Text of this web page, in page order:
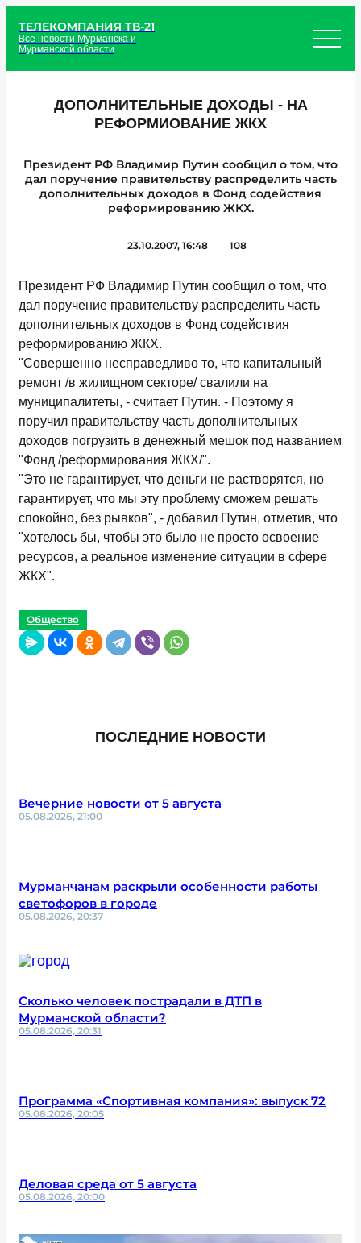
ТЕЛЕКОМПАНИЯ ТВ-21
Все новости Мурманска и
Мурманской области
ДОПОЛНИТЕЛЬНЫЕ ДОХОДЫ - НА
РЕФОРМИОВАНИЕ ЖКХ
Президент РФ Владимир Путин сообщил о том, что
дал поручение правительству распределить часть
дополнительных доходов в Фонд содействия
реформированию ЖКХ.
23.10.2007, 16:48 108
Президент РФ Владимир Путин сообщил о том, что
дал поручение правительству распределить часть
дополнительных доходов в Фонд содействия
реформированию ЖКХ.
"Совершенно несправедливо то, что капитальный
ремонт /в жилищном секторе/ свалили на
муниципалитеты, - считает Путин. - Поэтому я
поручил правительству часть дополнительных
доходов погрузить в денежный мешок под названием
"Фонд /реформирования ЖКХ/".
"Это не гарантирует, что деньги не растворятся, но
гарантирует, что мы эту проблему сможем решать
спокойно, без рывков", - добавил Путин, отметив, что
"хотелось бы, чтобы это было не просто освоение
ресурсов, а реальное изменение ситуации в сфере
ЖКХ".
Общество
ПОСЛЕДНИЕ НОВОСТИ
Вечерние новости от 5 августа
05.08.2026, 21:00
Мурманчанам раскрыли особенности работы
светофоров в городе
05.08.2026, 20:37
Сколько человек пострадали в ДТП в
Мурманской области?
05.08.2026, 20:31
Программа «Спортивная компания»: выпуск 72
05.08.2026, 20:05
Деловая среда от 5 августа
05.08.2026, 20:00